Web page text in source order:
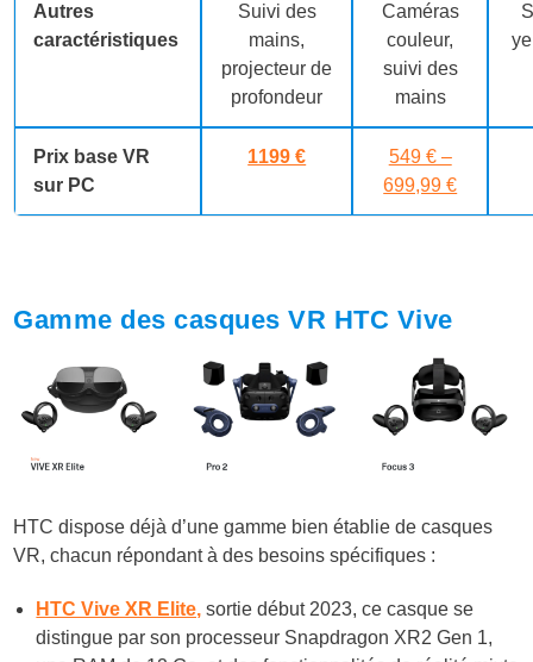
Autres
caractéristiques
Suivi des
mains,
projecteur de
profondeur
Caméras
couleur,
suivi des
mains
Prix base VR
sur PC
1199 €
549 € –
699,99 €
Gamme des casques VR HTC Vive
HTC dispose déjà d’une gamme bien établie de casques
VR, chacun répondant à des besoins spécifiques :
HTC Vive XR Elite, sortie début 2023, ce casque se
distingue par son processeur Snapdragon XR2 Gen 1,